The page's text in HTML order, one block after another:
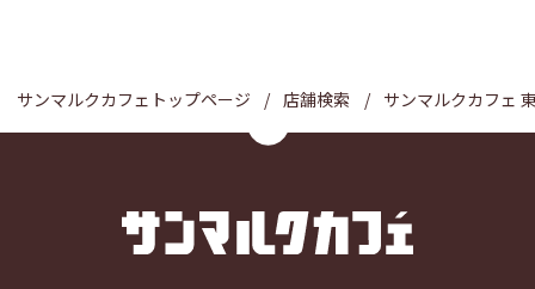
サンマルクカフェトップページ 店舗検索 サンマルクカフェ